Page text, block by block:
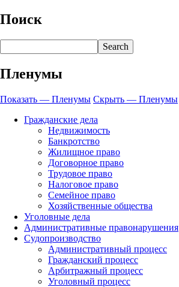
Поиск
Пленумы
Показать — Пленумы Скрыть — Пленумы
Гражданские дела
Недвижимость
Банкротство
Жилищное право
Договорное право
Трудовое право
Налоговое право
Семейное право
Хозяйственные общества
Уголовные дела
Административные правонарушения
Судопроизводство
Административный процесс
Гражданский процесс
Арбитражный процесс
Уголовный процесс